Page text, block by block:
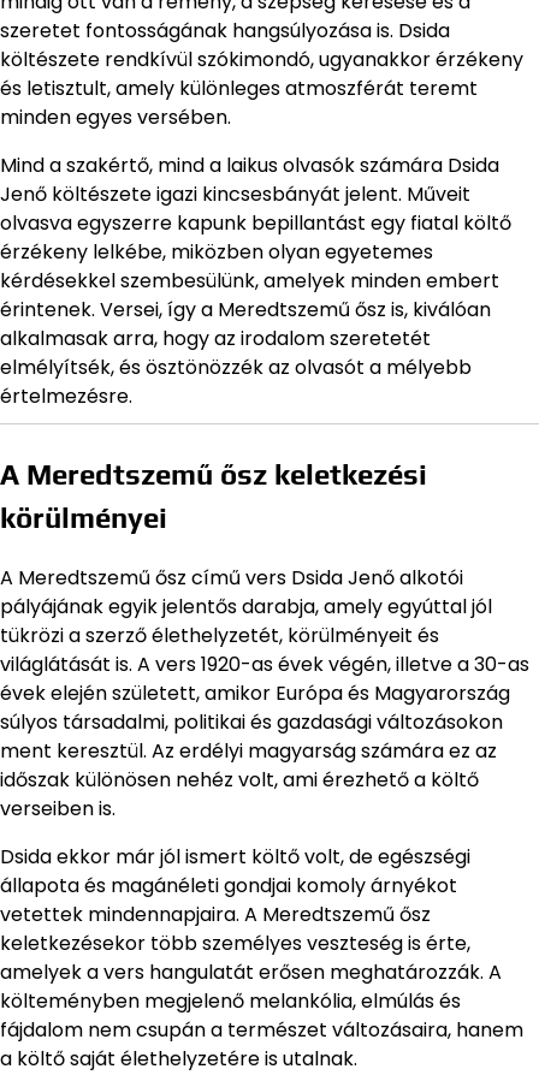
szeretet fontosságának hangsúlyozása is. Dsida
költészete rendkívül szókimondó, ugyanakkor érzékeny
és letisztult, amely különleges atmoszférát teremt
minden egyes versében.
Mind a szakértő, mind a laikus olvasók számára Dsida
Jenő költészete igazi kincsesbányát jelent. Műveit
olvasva egyszerre kapunk bepillantást egy fiatal költő
érzékeny lelkébe, miközben olyan egyetemes
kérdésekkel szembesülünk, amelyek minden embert
érintenek. Versei, így a Meredtszemű ősz is, kiválóan
alkalmasak arra, hogy az irodalom szeretetét
elmélyítsék, és ösztönözzék az olvasót a mélyebb
értelmezésre.
A Meredtszemű ősz keletkezési
körülményei
A Meredtszemű ősz című vers Dsida Jenő alkotói
pályájának egyik jelentős darabja, amely egyúttal jól
tükrözi a szerző élethelyzetét, körülményeit és
világlátását is. A vers 1920-as évek végén, illetve a 30-as
évek elején született, amikor Európa és Magyarország
súlyos társadalmi, politikai és gazdasági változásokon
ment keresztül. Az erdélyi magyarság számára ez az
időszak különösen nehéz volt, ami érezhető a költő
verseiben is.
Dsida ekkor már jól ismert költő volt, de egészségi
állapota és magánéleti gondjai komoly árnyékot
vetettek mindennapjaira. A Meredtszemű ősz
keletkezésekor több személyes veszteség is érte,
amelyek a vers hangulatát erősen meghatározzák. A
költeményben megjelenő melankólia, elmúlás és
fájdalom nem csupán a természet változásaira, hanem
a költő saját élethelyzetére is utalnak.